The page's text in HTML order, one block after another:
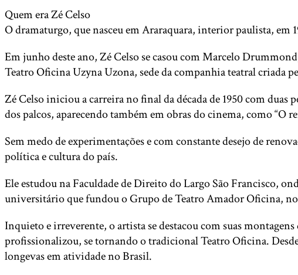
Quem era Zé Celso
O dramaturgo, que nasceu em Araraquara, interior paulista, em
Em junho deste ano, Zé Celso se casou com Marcelo
Teatro Oficina Uzyna Uzona, sede da companhia teatral criada
Zé Celso iniciou a carreira no final da década de 1950 com duas
dos palcos, aparecendo também em obras do cinema, como “O rei
Sem medo de experimentações e com constante desejo de
política e cultura do país.
Ele estudou na Faculdade de Direito do Largo São Francisco,
universitário que fundou o Grupo de Teatro Amador Oficina, no
Inquieto e irreverente, o artista se destacou com suas
profissionalizou, se tornando o tradicional Teatro Oficina.
longevas em atividade no Brasil.